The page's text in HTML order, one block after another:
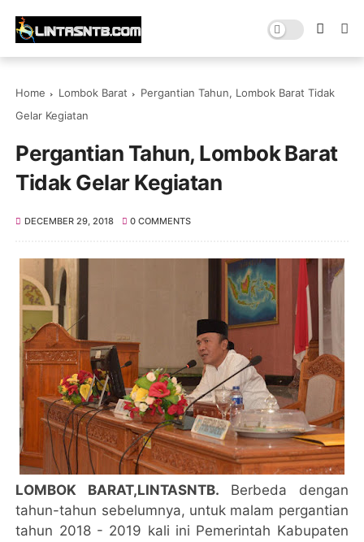
Home Lombok Barat
Pergantian Tahun, Lombok Barat Tidak
Gelar Kegiatan
Pergantian Tahun, Lombok Barat
Tidak Gelar Kegiatan
DECEMBER 29, 2018 0 COMMENTS
LOMBOK BARAT,LINTASNTB. Berbeda dengan
tahun-tahun sebelumnya, untuk malam pergantian
tahun 2018 - 2019 kali ini Pemerintah Kabupaten